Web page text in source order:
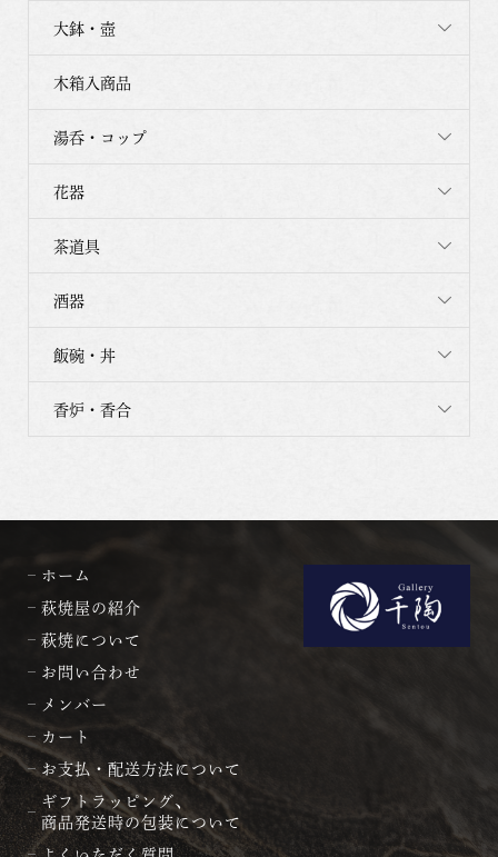
大鉢・壺
木箱入商品
湯呑・コップ
花器
茶道具
酒器
飯碗・丼
香炉・香合
ホーム
萩焼屋の紹介
萩焼について
お問い合わせ
メンバー
カート
お支払・配送方法について
ギフトラッピング、
商品発送時の包装について